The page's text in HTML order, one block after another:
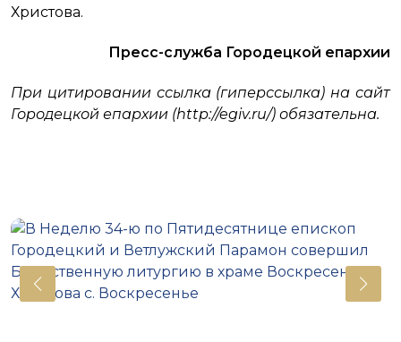
Христова.
Пресс-служба Городецкой епархии
При цитировании ссылка (гиперссылка) на сайт
Городецкой епархии (http://egiv.ru/) обязательна.